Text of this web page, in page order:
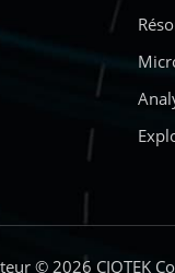
© 2026 CIQTEK